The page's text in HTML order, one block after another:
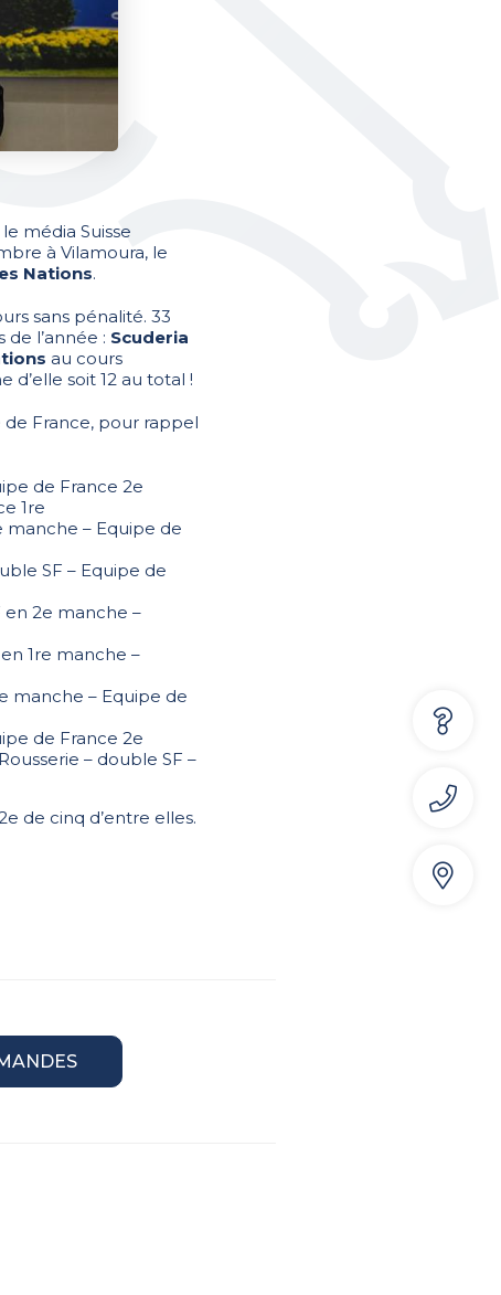
média Suisse
à Vilamoura, le
Nations.
sans pénalité. 33
l’année : Scuderia
au cours
soit 12 au total !
France, pour rappel
de France 2e
1re
manche – Equipe de
SF – Equipe de
en 2e manche –
1re manche –
manche – Equipe de
de France 2e
– double SF –
de cinq d’entre elles.